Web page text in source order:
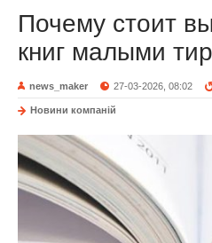
Почему стоит
книг малыми
news_maker 27-03-2026, 08:02
Новини компаній